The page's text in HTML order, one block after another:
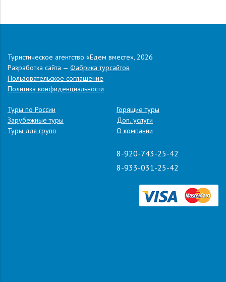
Туристическое агентство «Едем вместе», 2026
Разработка сайта — Фабрика турсайтов
Пользовательское соглашение
Политика конфиденциальности
Туры по России
Зарубежные туры
Туры для групп
Горящие туры
Доп. услуги
О компании
8-920-743-25-42
8-933-031-25-42